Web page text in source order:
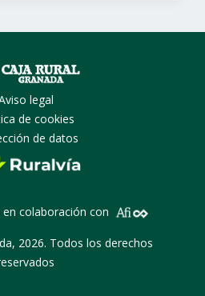
legal
de cookies
de datos
colaboración con
2026. Todos los derechos